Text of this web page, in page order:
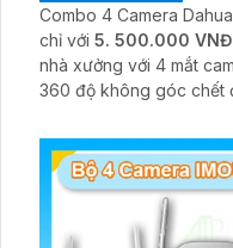
Combo 4 Camera
chỉ với 5. 500.000 VNĐ
nhà xưởng với 4 mắt
360 độ không góc chết